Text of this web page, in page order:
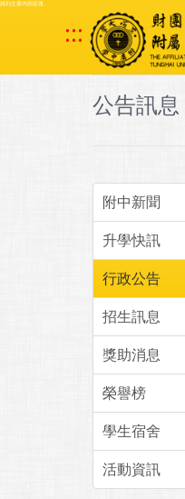
跳到主要內容區塊
:::
公告訊息
附中新聞
升學快訊
行政公告
招生訊息
獎助消息
榮譽榜
學生宿舍
活動資訊